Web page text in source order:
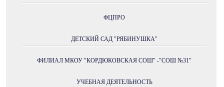
ФЦПРО
ДЕТСКИЙ САД "РЯБИНУШКА"
ФИЛИАЛ МКОУ "КОРДЮКОВСКАЯ СОШ" -"СОШ №31"
УЧЕБНАЯ ДЕЯТЕЛЬНОСТЬ